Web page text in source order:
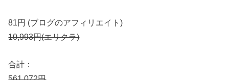
81円 (ブログのアフィリエイト)
10,993円(エリクラ)
合計：